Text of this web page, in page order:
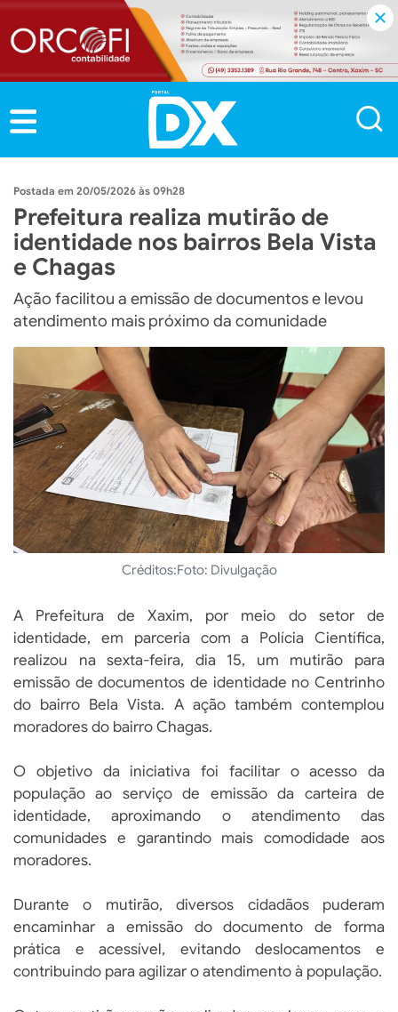
20/05/2026 às 09h28
Prefeitura realiza mutirão de
identidade nos bairros Bela Vista
e Chagas
Ação facilitou a emissão de documentos e levou
atendimento mais próximo da comunidade
Créditos:Foto: Divulgação
A Prefeitura de Xaxim, por meio do setor de
identidade, em parceria com a Polícia Científica,
realizou na sexta-feira, dia 15, um mutirão para
emissão de documentos de identidade no Centrinho
do bairro Bela Vista. A ação também contemplou
moradores do bairro Chagas.
O objetivo da iniciativa foi facilitar o acesso da
população ao serviço de emissão da carteira de
identidade, aproximando o atendimento das
comunidades e garantindo mais comodidade aos
moradores.
Durante o mutirão, diversos cidadãos puderam
encaminhar a emissão do documento de forma
prática e acessível, evitando deslocamentos e
contribuindo para agilizar o atendimento à população.